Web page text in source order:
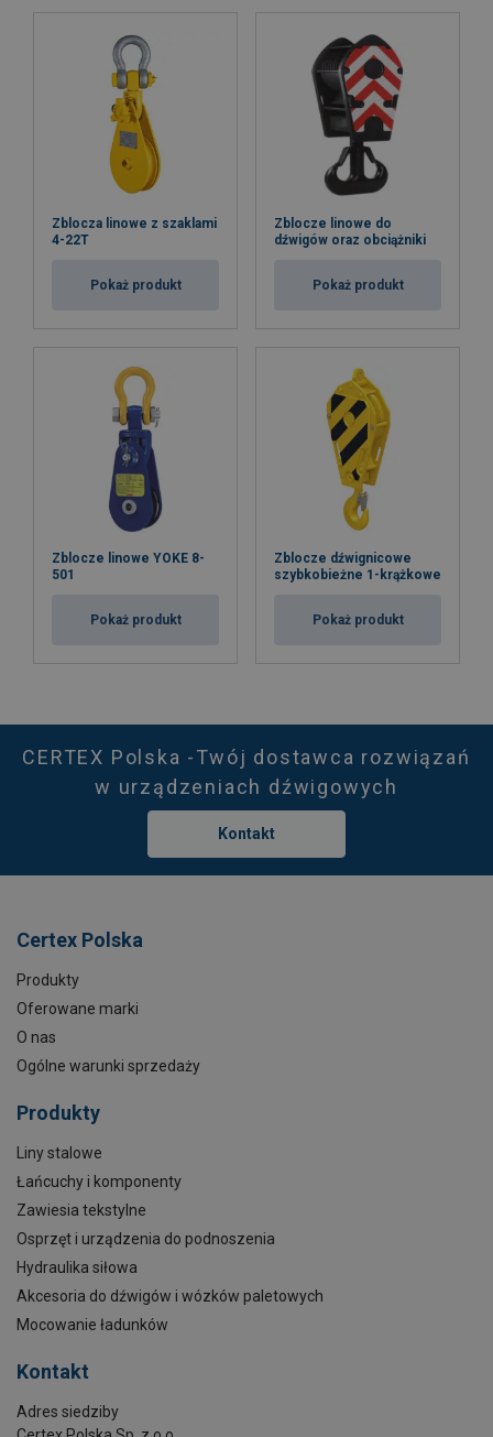
Zblocza linowe z szaklami
4-22T
Pokaż produkt
Zblocze linowe do
dźwigów oraz obciążniki
Pokaż produkt
Zblocze linowe YOKE 8-
501
Pokaż produkt
Zblocze dźwignicowe
szybkobieżne 1-krążkowe
Pokaż produkt
CERTEX Polska -Twój dostawca rozwiązań
w urządzeniach dźwigowych
Kontakt
Certex Polska
Produkty
Oferowane marki
O nas
Ogólne warunki sprzedaży
Produkty
Liny stalowe
Łańcuchy i komponenty
Zawiesia tekstylne
Osprzęt i urządzenia do podnoszenia
Hydraulika siłowa
Akcesoria do dźwigów i wózków paletowych
Mocowanie ładunków
Kontakt
Adres siedziby